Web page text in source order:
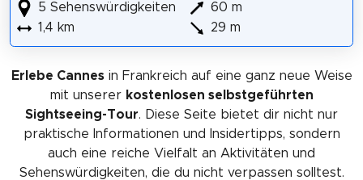
5 Sehenswürdigkeiten
1,4 km
60 m
29 m
Erlebe Cannesin Frankreich auf eine ganz neue Weise
mit unserer kostenlosen selbstgeführten
Sightseeing-Tour. Diese Seite bietet dir nicht nur
praktische Informationen und Insidertipps, sondern
auch eine reiche Vielfalt an Aktivitäten und
Sehenswürdigkeiten, die du nicht verpassen solltest.